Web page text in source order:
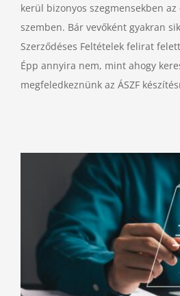
kerül bizonyos szegmensekben
szemben. Bár vevőként gyakran
Szerződéses Feltételek felirat
Épp annyira nem, mint ahogy
megfeledkeznünk az ÁSZF